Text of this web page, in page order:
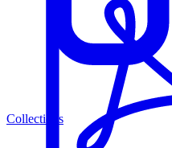
Collections